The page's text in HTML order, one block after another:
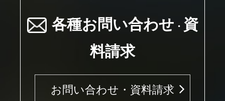
各種お問い合わせ ・ 資
料請求
お問い合わせ・資料請求